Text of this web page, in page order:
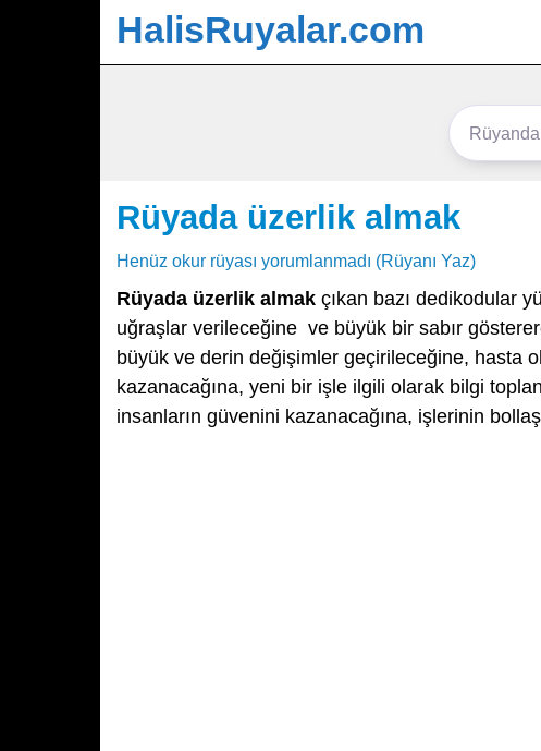
HalisRuyalar.com
Rüyada üzerlik almak
Henüz okur rüyası yorumlanmadı (Rüyanı Yaz)
Rüyada üzerlik almak çıkan bazı dedikodular
uğraşlar verileceğine ve büyük bir sabır
büyük ve derin değişimler geçirileceğine, hasta
kazanacağına, yeni bir işle ilgili olarak bilgi
insanların güvenini kazanacağına, işlerinin